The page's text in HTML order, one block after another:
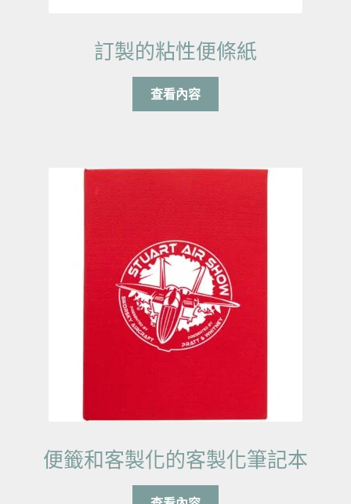
訂製的粘性便條紙
查看內容
便籤和客製化的客製化筆記本